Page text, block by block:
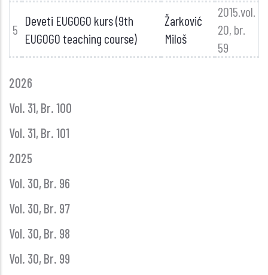
5
Deveti EUGOGO kurs (9th
EUGOGO teaching course)
Žarković
Miloš
2015.vol.
20, br.
59
GLASNIK
GODINE
2026
Vol. 31, Br. 100
Vol. 31, Br. 101
2025
Vol. 30, Br. 96
Vol. 30, Br. 97
Vol. 30, Br. 98
Vol. 30, Br. 99